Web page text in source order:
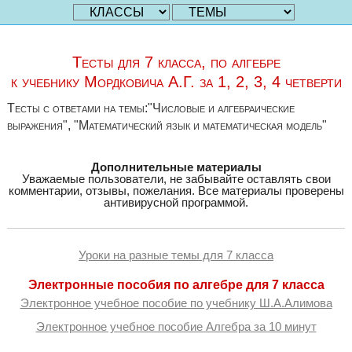
Тесты для 7 класса, по алгебре
к учебнику Мордковича А.Г. за 1, 2, 3, 4 четверти
Тесты с ответами на темы:"Числовые и алгебраические
выражения", "Математический язык и математическая модель"
Дополнительные материалы
Уважаемые пользователи, не забывайте оставлять свои
комментарии, отзывы, пожелания. Все материалы проверены
антивирусной программой.
Уроки на разные темы для 7 класса
Электронные пособия по алгебре для 7 класса
Электронное учебное пособие по учебнику Ш.А.Алимова
Электронное учебное пособие Алгебра за 10 минут